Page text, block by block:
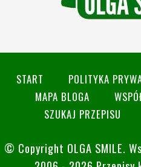
START POLITYKA
MAPA BLOGA
SZUKAJ PRZEPISU
© Copyright OLGA SMILE.